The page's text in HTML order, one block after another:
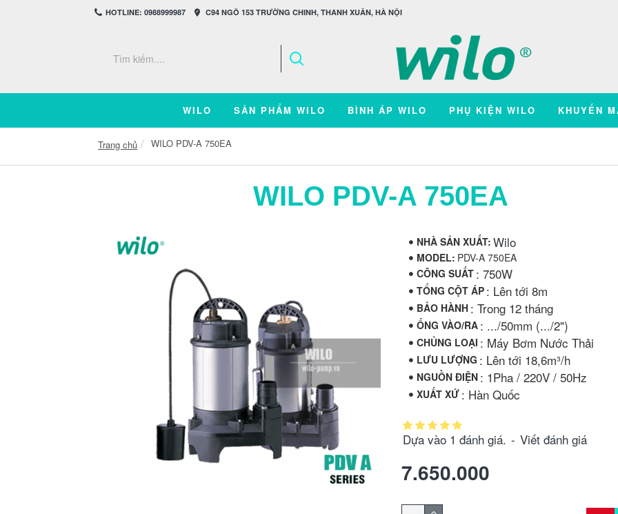
HOTLINE: 0988999987 C94 NGÕ 153 TRƯỜNG CHINH, THANH XUÂN, HÀ NỘI
WILO SẢN PHẨM WILO BÌNH ÁP WILO PHỤ KIỆN WILO KHUYẾN
Trang chủ WILO PDV-A 750EA
WILO PDV-A 750EA
NHÀ SẢN XUẤT: Wilo
MODEL: PDV-A 750EA
CÔNG SUẤT : 750W
TỔNG CỘT ÁP : Lên tới 8m
BẢO HÀNH : Trong 12 tháng
ỐNG VÀO/RA : .../50mm (.../2")
CHỦNG LOẠI : Máy Bơm Nước Thải
LƯU LƯỢNG : Lên tới 18,6m³/h
NGUỒN ĐIỆN : 1Pha / 220V / 50Hz
XUẤT XỨ : Hàn Quốc
Dựa vào 1 đánh giá. - Viết đánh giá
7.650.000